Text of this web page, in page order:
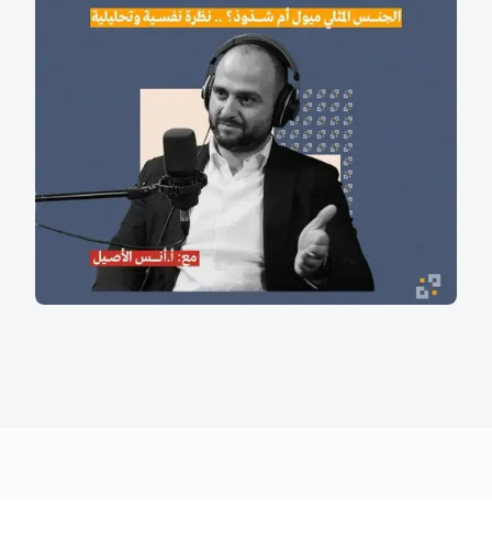
الجنس المثلي ميول أم شذوذ؟ نظرة
نفسية وتحليلية مع أنس الأصيل